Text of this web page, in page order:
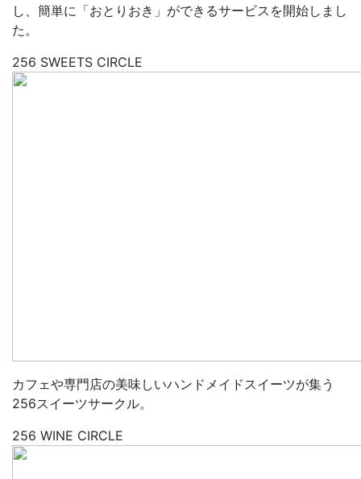
し、簡単に「おとりおき」ができるサービスを開始しまし
た。
256 SWEETS CIRCLE
カフェや専門店の美味しいハンドメイドスイーツが集う
256スイーツサークル。
256 WINE CIRCLE